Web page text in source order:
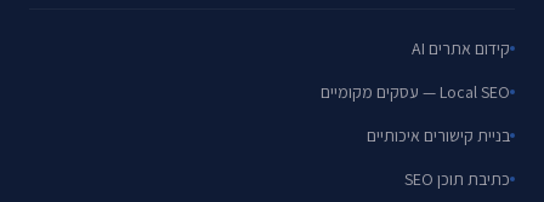
קידום אתרים AI
Local SEO — עסקים מקומיים
בניית קישורים איכותיים
כתיבת תוכן SEO